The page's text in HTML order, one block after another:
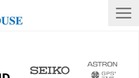
オリジナルウォッチ